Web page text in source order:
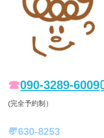
☎︎090-3289-6009
(完全予約制）
〠630-8253